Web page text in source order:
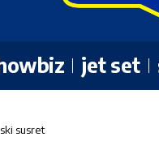
jet set
susret